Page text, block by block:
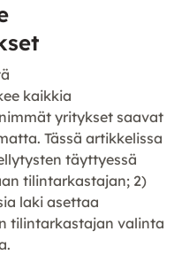
kaikkia
yritykset saavat
Tässä artikkelissa
täyttyessä
tilintarkastajan; 2)
laki asettaa
tilintarkastajan valinta